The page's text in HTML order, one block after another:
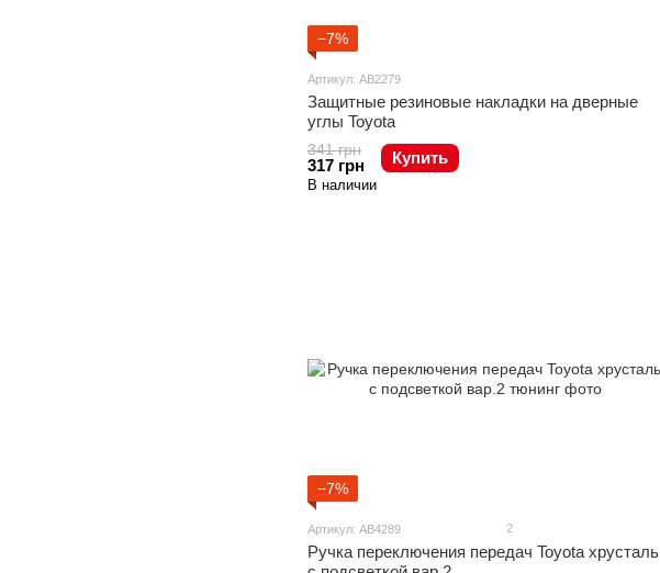
−7%
Артикул: AB2279
Защитные резиновые накладки на дверные
углы Toyota
341 грн
317 грн Купить
В наличии
−7%
Артикул: AB4289 2
Ручка переключения передач Toyota хрусталь